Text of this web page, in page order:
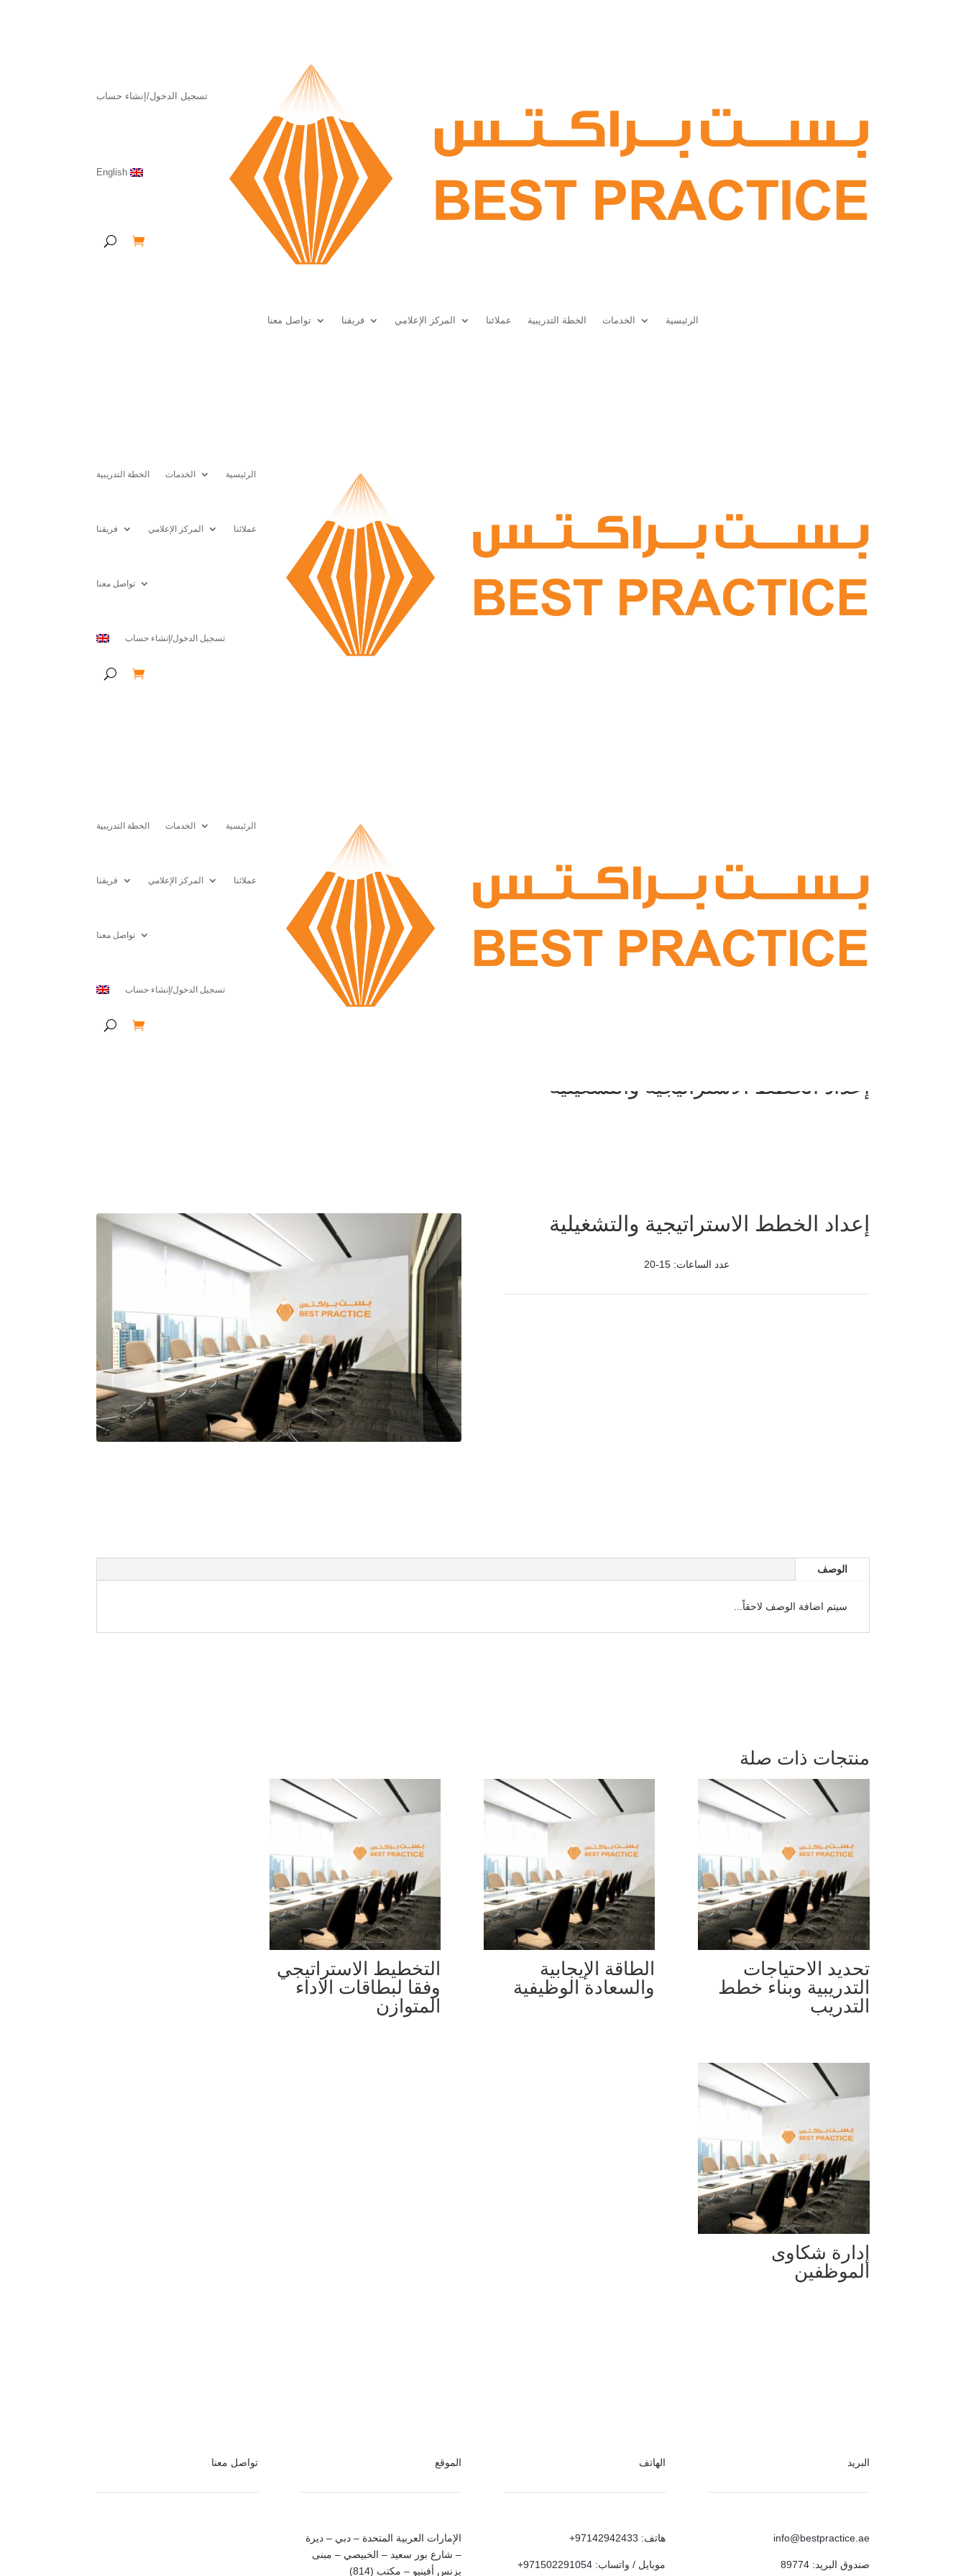
تسجيل الدخول/إنشاء حساب
English
الرئيسية الخدمات الخطة التدريبية عملائنا المركز الإعلامي فريقنا تواصل معنا
الرئيسية الخدمات الخطة التدريبية
عملائنا المركز الإعلامي فريقنا
تواصل معنا
تسجيل الدخول/إنشاء حساب
الرئيسية الخدمات الخطة التدريبية
عملائنا المركز الإعلامي فريقنا
تواصل معنا
تسجيل الدخول/إنشاء حساب
إعداد الخطط الاستراتيجية والتشغيلية
إعداد الخطط الاستراتيجية والتشغيلية
عدد الساعات: 15-20
الوصف
سيتم اضافة الوصف لاحقاً...
منتجات ذات صلة
تحديد الاحتياجات
التدريبية وبناء خطط
التدريب
الطاقة الإيجابية
والسعادة الوظيفية
التخطيط الاستراتيجي
وفقا لبطاقات الاداء
المتوازن
إدارة شكاوى
الموظفين
تواصل معنا الموقع
الإمارات العربية المتحدة – دبي – ديرة
– شارع بور سعيد – الخبيصي – مبنى
بزنس أفينيو – مكتب (814)
الهاتف
هاتف: 97142942433+
موبايل / واتساب: 971502291054+
البريد
info@bestpractice.ae
صندوق البريد: 89774